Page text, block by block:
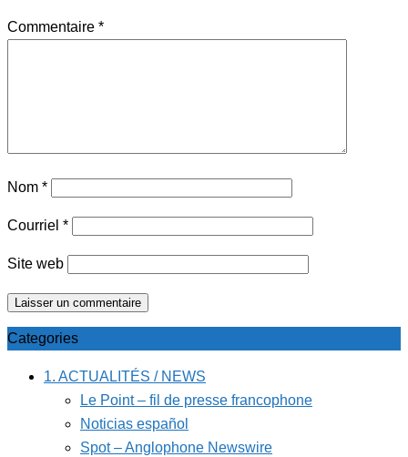
Commentaire *
Nom *
Courriel *
Site web
Categories
1. ACTUALITÉS / NEWS
Le Point – fil de presse francophone
Noticias español
Spot – Anglophone Newswire